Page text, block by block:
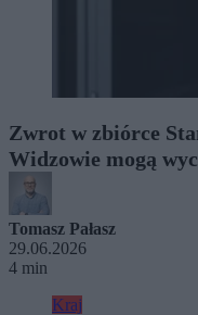
Zwrot w zbiórce
Widzowie mogą
Tomasz Pałasz
29.06.2026
4 min
Kraj